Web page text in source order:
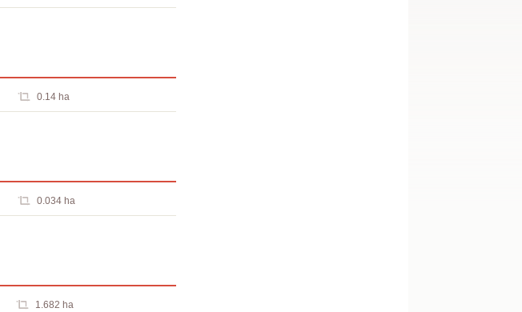
0.14 ha
0.034 ha
1.682 ha